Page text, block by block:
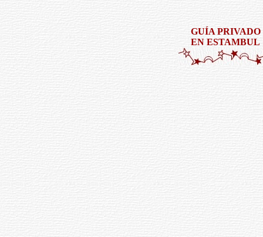
GUÍA PRIVADO
EN ESTAMBUL